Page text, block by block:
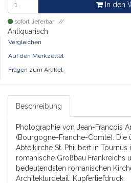
In den
sofort lieferbar
Antiquarisch
Vergleichen
Auf den Merkzettel
Fragen zum Artikel
Beschreibung
Photographie von Jean-Francois
(Bourgogne-Franche-Comté). Die
Abteikirche St. Philibert in
romanische Großbau Frankreichs
bedeutendsten romanischen
Architekturdetail. Kupfertiefdruck.